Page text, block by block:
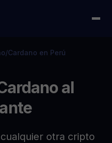
/Cardano en Perú
al
otra cripto